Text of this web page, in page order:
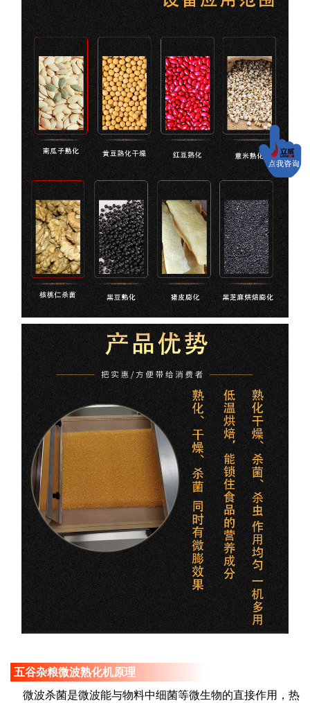
五谷杂粮微波熟化机原理
微波杀菌是微波能与物料中细菌等微生物的直接作用，热